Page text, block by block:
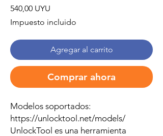
540,00 UYU
Impuesto incluido
Agregar al carrito
Comprar ahora
Modelos soportados:
https://unlocktool.net/models/
UnlockTool es una herramienta